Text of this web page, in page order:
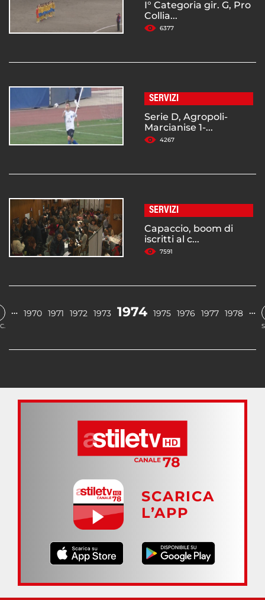
I° Categoria gir. G, Pro
Collia...
6377
SERVIZI
Serie D, Agropoli-
Marcianise 1-...
4267
SERVIZI
Capaccio, boom di
iscritti al c...
7591
… 1970 1971 1972 1973 1974 1975 1976 1977 1978 …
SCARICA
L’APP